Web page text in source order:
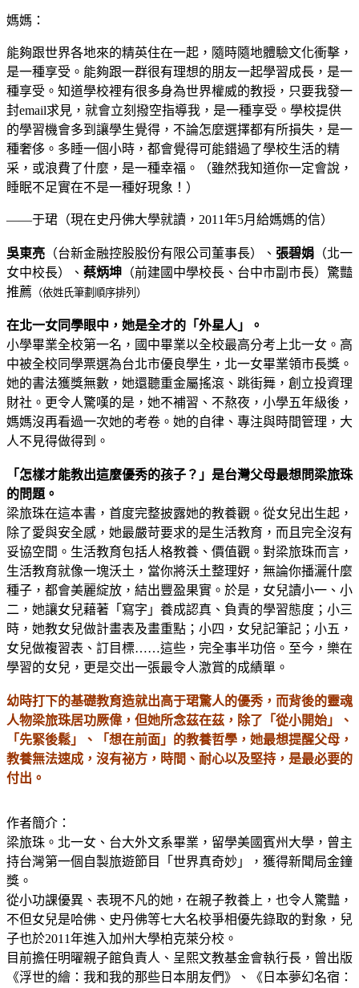
媽媽：
能夠跟世界各地來的精英住在一起，隨時隨地體驗文化衝擊，
是一種享受。能夠跟一群很有理想的朋友一起學習成長，是一
種享受。知道學校裡有很多身為世界權威的教授，只要我發一
封email求見，就會立刻撥空指導我，是一種享受。學校提供
的學習機會多到讓學生覺得，不論怎麼選擇都有所損失，是一
種奢侈。多睡一個小時，都會覺得可能錯過了學校生活的精
采，或浪費了什麼，是一種幸福。（雖然我知道你一定會說，
睡眠不足實在不是一種好現象！）
——于珺（現在史丹佛大學就讀，2011年5月給媽媽的信）
吳東亮 （台新金融控股股份有限公司董事長）、 張碧娟 （北一
女中校長）、 蔡炳坤 （前建國中學校長、台中市副市長）驚豔
推薦 （依姓氏筆劃順序排列）
在北一女同學眼中，她是全才的「外星人」。
小學畢業全校第一名，國中畢業以全校最高分考上北一女。高
中被全校同學票選為台北市優良學生，北一女畢業領市長獎。
她的書法獲獎無數，她還聽重金屬搖滾、跳街舞，創立投資理
財社。更令人驚嘆的是，她不補習、不熬夜，小學五年級後，
媽媽沒再看過一次她的考卷。她的自律、專注與時間管理，大
人不見得做得到。
「怎樣才能教出這麼優秀的孩子？」是台灣父母最想問梁旅珠
的問題。
梁旅珠在這本書，首度完整披露她的教養觀。從女兒出生起，
除了愛與安全感，她最嚴苛要求的是生活教育，而且完全沒有
妥協空間。生活教育包括人格教養、價值觀。對梁旅珠而言，
生活教育就像一塊沃土，當你將沃土整理好，無論你播灑什麼
種子，都會美麗綻放，結出豐盈果實。於是，女兒讀小一、小
二，她讓女兒藉著「寫字」養成認真、負責的學習態度；小三
時，她教女兒做計畫表及畫重點；小四，女兒記筆記；小五，
女兒做複習表、訂目標……這些，完全事半功倍。至今，樂在
學習的女兒，更是交出一張最令人激賞的成績單。
幼時打下的基礎教育造就出高于珺驚人的優秀，而背後的靈魂
人物梁旅珠居功厥偉，但她所念茲在茲，除了「從小開始」、
「先緊後鬆」、「想在前面」的教養哲學，她最想提醒父母，
教養無法速成，沒有祕方，時間、耐心以及堅持，是最必要的
付出。
作者簡介：
梁旅珠。北一女、台大外文系畢業，留學美國賓州大學，曾主
持台灣第一個自製旅遊節目「世界真奇妙」，獲得新聞局金鐘
獎。
從小功課優異、表現不凡的她，在親子教養上，也令人驚豔，
不但女兒是哈佛、史丹佛等七大名校爭相優先錄取的對象，兒
子也於2011年進入加州大學柏克萊分校。
目前擔任明曜親子館負責人、呈熙文教基金會執行長，曾出版
《浮世的繪：我和我的那些日本朋友們》、《日本夢幻名宿：